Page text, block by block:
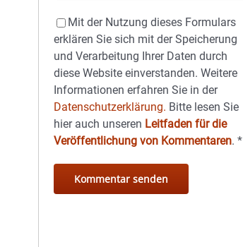
Mit der Nutzung dieses Formulars
erklären Sie sich mit der Speicherung
und Verarbeitung Ihrer Daten durch
diese Website einverstanden. Weitere
Informationen erfahren Sie in der
Datenschutzerklärung. Bitte lesen Sie
hier auch unseren Leitfaden für die
Veröffentlichung von Kommentaren.*